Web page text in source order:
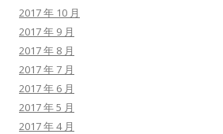
2017 年 10 月
2017 年 9 月
2017 年 8 月
2017 年 7 月
2017 年 6 月
2017 年 5 月
2017 年 4 月